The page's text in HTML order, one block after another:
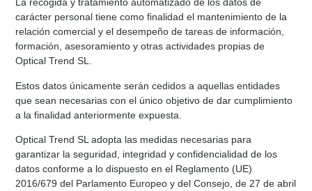
La recogida y tratamiento automatizado de los datos de
carácter personal tiene como finalidad el mantenimiento de la
relación comercial y el desempeño de tareas de información,
formación, asesoramiento y otras actividades propias de
Optical Trend SL.
Estos datos únicamente serán cedidos a aquellas entidades
que sean necesarias con el único objetivo de dar cumplimiento
a la finalidad anteriormente expuesta.
Optical Trend SL adopta las medidas necesarias para
garantizar la seguridad, integridad y confidencialidad de los
datos conforme a lo dispuesto en el Reglamento (UE)
2016/679 del Parlamento Europeo y del Consejo, de 27 de abril